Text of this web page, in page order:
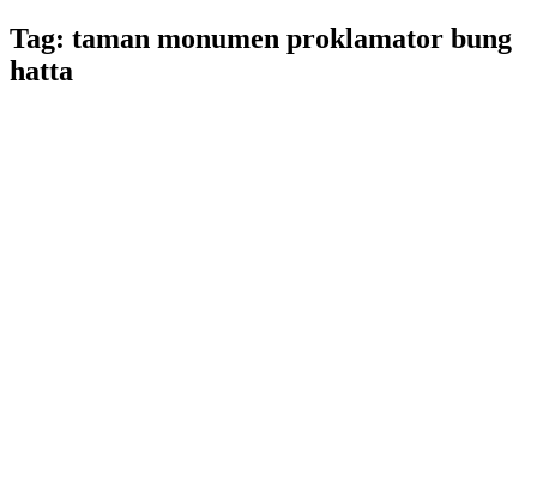
Tag: taman monumen proklamator bung
hatta